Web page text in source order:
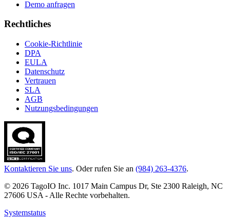
Demo anfragen
Rechtliches
Cookie-Richtlinie
DPA
EULA
Datenschutz
Vertrauen
SLA
AGB
Nutzungsbedingungen
Kontaktieren Sie uns. Oder rufen Sie an (984) 263-4376.
© 2026 TagoIO Inc. 1017 Main Campus Dr, Ste 2300 Raleigh, NC
27606 USA - Alle Rechte vorbehalten.
Systemstatus